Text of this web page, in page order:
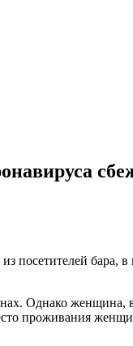
посетителей
Однако
проживания